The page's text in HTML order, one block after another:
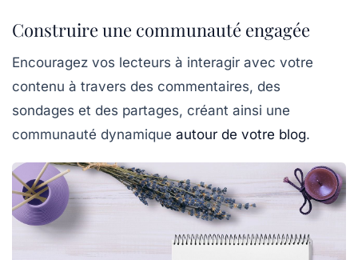
Construire une communauté engagée
Encouragez vos lecteurs à interagir avec votre
contenu à travers des commentaires, des
sondages et des partages, créant ainsi une
communauté dynamique autour de votre blog.